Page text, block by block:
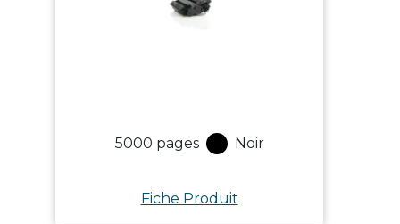
5000 pages Noir
Fiche Produit